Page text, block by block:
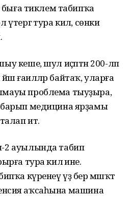
быға тиклем табипҡа
тура килә, сөнки
кеше, шул иҫәптән 200-ләп
йәш ғаиләләр байтаҡ, уларға
проблема тыуҙыра,
медицина ярҙамы
итә.
2 ауылында табип
тура килә ине.
күренеү үҙ бер мәшәҡәт
пенсия аҡсаһына машина